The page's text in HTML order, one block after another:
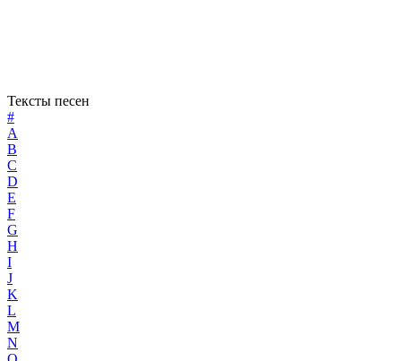
Тексты песен
#
A
B
C
D
E
F
G
H
I
J
K
L
M
N